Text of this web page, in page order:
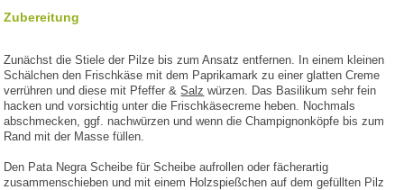
Zubereitung
Zunächst die Stiele der Pilze bis zum Ansatz entfernen. In einem kleinen
Schälchen den Frischkäse mit dem Paprikamark zu einer glatten Creme
verrühren und diese mit Pfeffer &Salz würzen. Das Basilikum sehr fein
hacken und vorsichtig unter die Frischkäsecreme heben. Nochmals
abschmecken, ggf. nachwürzen und wenn die Champignonköpfe bis zum
Rand mit der Masse füllen.
Den Pata Negra Scheibe für Scheibe aufrollen oder fächerartig
zusammenschieben und mit einem Holzspießchen auf dem gefüllten Pilz